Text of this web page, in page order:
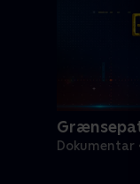
Dokumentar